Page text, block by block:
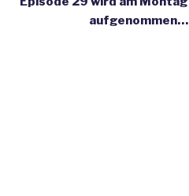
aufgenommen…